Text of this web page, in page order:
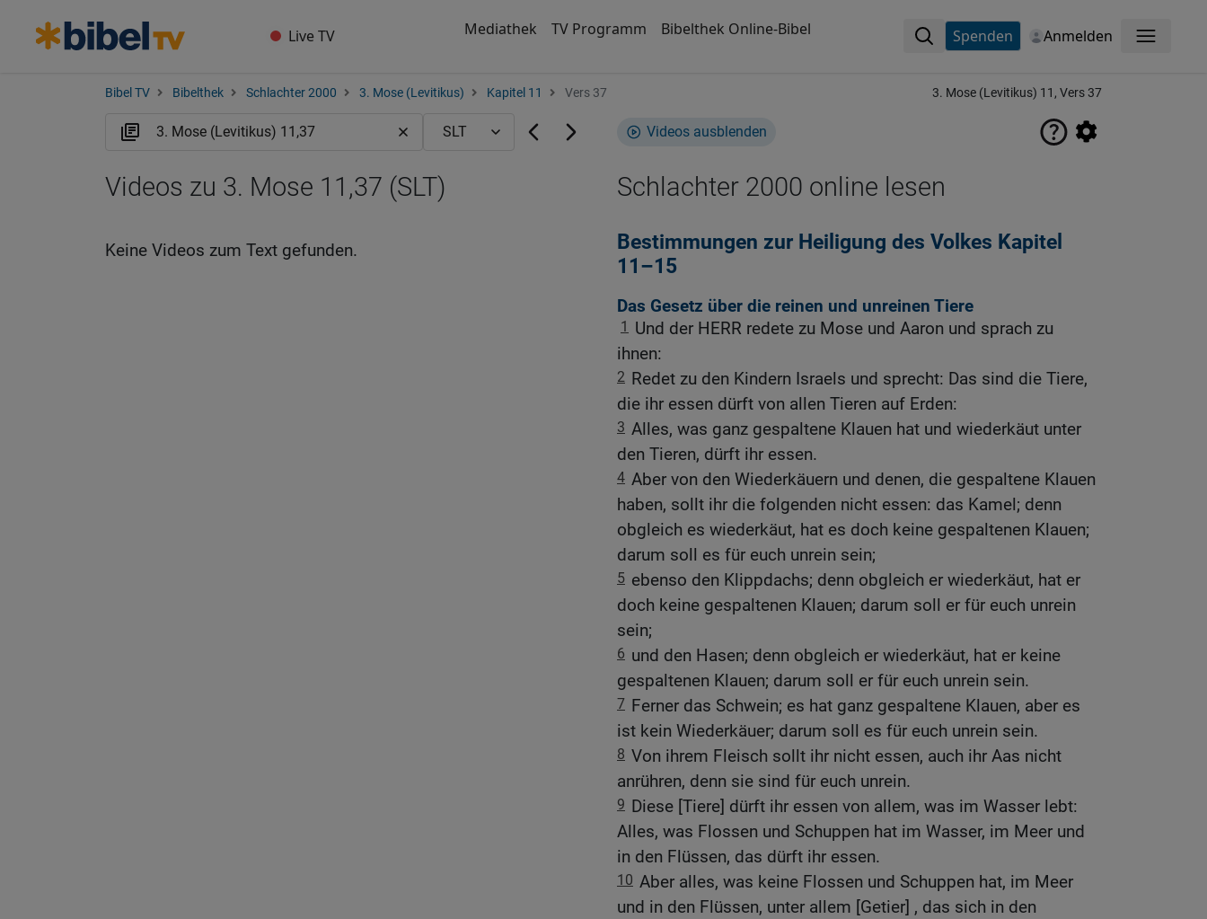
Live TV Mediathek TV Programm Bibelthek Online-Bibel Spenden Anmelden Menü
Bibel TV Bibelthek Schlachter 2000 3. Mose (Levitikus) Kapitel 11 Vers 37 3. Mose (Levitikus) 11, Vers 37
Videos ausblenden
Schlachter 2000 online lesen
Bestimmungen zur Heiligung des Volkes Kapitel
11–15
Das Gesetz über die reinen und unreinen Tiere
1
Und der HERR redete zu Mose und Aaron und sprach zu
ihnen:
2 Redet zu den Kindern Israels und sprecht: Das sind die Tiere,
die ihr essen dürft von allen Tieren auf Erden:
3 Alles, was ganz gespaltene Klauen hat und wiederkäut unter
den Tieren, dürft ihr essen.
4 Aber von den Wiederkäuern und denen, die gespaltene Klauen
haben, sollt ihr die folgenden nicht essen: das Kamel; denn
obgleich es wiederkäut, hat es doch keine gespaltenen Klauen;
darum soll es für euch unrein sein;
5 ebenso den Klippdachs; denn obgleich er wiederkäut, hat er
doch keine gespaltenen Klauen; darum soll er für euch unrein
sein;
6 und den Hasen; denn obgleich er wiederkäut, hat er keine
gespaltenen Klauen; darum soll er für euch unrein sein.
7 Ferner das Schwein; es hat ganz gespaltene Klauen, aber es
ist kein Wiederkäuer; darum soll es für euch unrein sein.
8 Von ihrem Fleisch sollt ihr nicht essen, auch ihr Aas nicht
anrühren, denn sie sind für euch unrein.
9 Diese [Tiere] dürft ihr essen von allem, was im Wasser lebt:
Alles, was Flossen und Schuppen hat im Wasser, im Meer und
in den Flüssen, das dürft ihr essen.
10 Aber alles, was keine Flossen und Schuppen hat, im Meer
und in den Flüssen, unter allem [Getier] , das sich in den
Videos zu 3. Mose 11,37 (SLT)
Keine Videos zum Text gefunden.